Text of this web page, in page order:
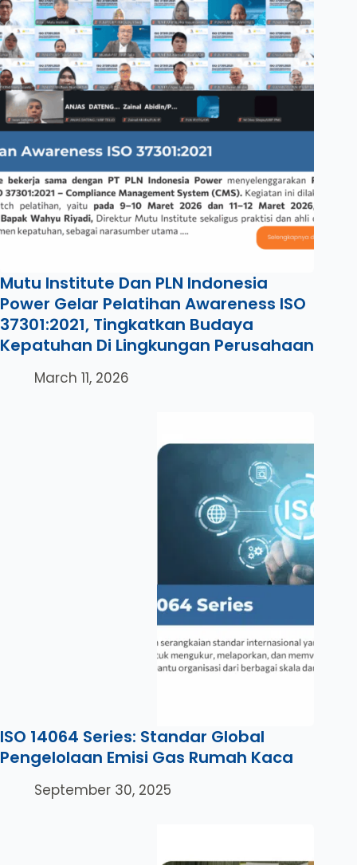
Mutu Institute Dan PLN Indonesia
Power Gelar Pelatihan Awareness ISO
37301:2021, Tingkatkan Budaya
Kepatuhan Di Lingkungan Perusahaan
March 11, 2026
ISO 14064 Series: Standar Global
Pengelolaan Emisi Gas Rumah Kaca
September 30, 2025